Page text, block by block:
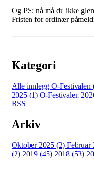
Og PS: nå må du ikke
Fristen for ordinær
Kategori
Alle innlegg O-Festivalen
2025 (1) O-Festivalen
RSS
Arkiv
Oktober 2025 (2) Februar
(2) 2019 (45) 2018 (53)